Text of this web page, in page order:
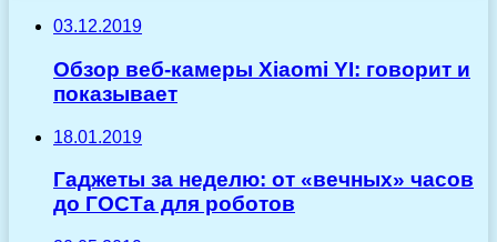
03.12.2019
Обзор веб-камеры Xiaomi YI: говорит и
показывает
18.01.2019
Гаджеты за неделю: от «вечных» часов
до ГОСТа для роботов